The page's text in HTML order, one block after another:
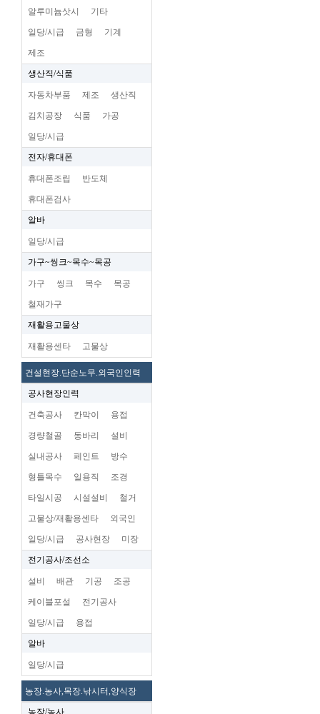
알루미늄삿시 기타
일당/시급 금형 기계
제조
생산직/식품
자동차부품 제조 생산직
김치공장 식품 가공
일당/시급
전자/휴대폰
휴대폰조립 반도체
휴대폰검사
알바
일당/시급
가구~씽크~목수~목공
가구 씽크 목수 목공
철재가구
재활용고물상
재활용센타 고물상
건설현장.단순노무.외국인인력
공사현장인력
건축공사 칸막이 용접
경량철골 동바리 설비
실내공사 페인트 방수
형틀목수 일용직 조경
타일시공 시설설비 철거
고물상/재활용센타 외국인
일당/시급 공사현장 미장
전기공사/조선소
설비 배관 기공 조공
케이블포설 전기공사
일당/시급 용접
알바
일당/시급
농장.농사,목장.낚시터,양식장
농장/농사